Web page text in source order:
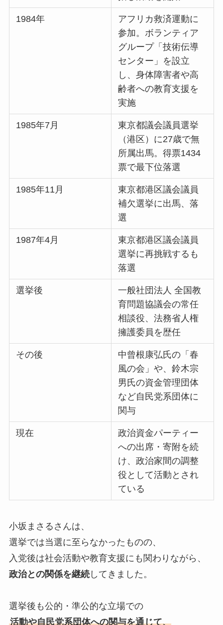
1984年
アフリカ救済運動に
参加。ボランティア
グループ「技術伝導
センター」を設立
し、身体障害者や高
齢者への教育支援を
実施
1985年7月
東京都議会議員選挙
（港区）に27歳で無
所属出馬。得票1434
票で最下位落選
1985年11月
東京都港区議会議員
補欠選挙に出馬、落
選
1987年4月
東京都港区議会議員
選挙に再挑戦するも
落選
選挙後
一般社団法人 全国教
育問題協議会の常任
相談役、法務省人権
擁護委員を歴任
その後
中曾根康弘氏の「春
風の会」や、鈴木宗
男氏の資金管理団体
など自民党系団体に
関与
現在
政治資金パーティー
への出席・寄附を続
け、政治家間の調整
役として活動とされ
ている
小坂まさるさんは、
選挙では当選に至らなかったものの、
入党後は社会活動や教育支援にも関わりながら、
政治との関係を継続してきました。
選挙後も公的・準公的な立場での
活動や自民党系団体への関与を通じて、